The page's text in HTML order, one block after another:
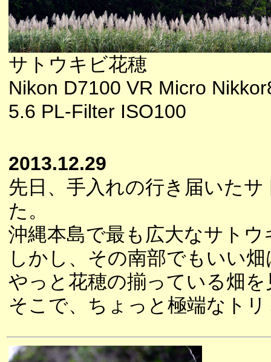
サトウキビ花穂
Nikon D7100 VR Micro
5.6 PL-Filter ISO100
2013.12.29
先日、手入れの行き届いた
た。
沖縄本島で最も広大なサト
しかし、その南部でもいい
やっと花穂の揃っている畑
そこで、ちょっと極端なト